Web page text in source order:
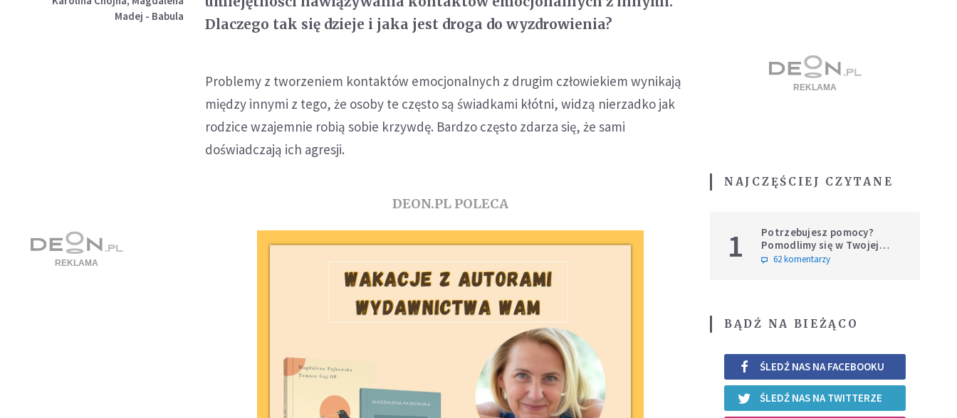
Madej - Babula
Dlaczego tak się dzieje i jaka jest droga do wyzdrowienia?
Problemy z tworzeniem kontaktów emocjonalnych z drugim człowiekiem wynikają
między innymi z tego, że osoby te często są świadkami kłótni, widzą nierzadko jak
rodzice wzajemnie robią sobie krzywdę. Bardzo często zdarza się, że sami
doświadczają ich agresji.
DEON.PL POLECA
NAJCZĘŚCIEJ CZYTANE
1
Potrzebujesz pomocy?
Pomodlimy się w Twojej
intencji
62 komentarzy
BĄDŹ NA BIEŻĄCO
ŚLEDŹ NAS NA FACEBOOKU
ŚLEDŹ NAS NA TWITTERZE